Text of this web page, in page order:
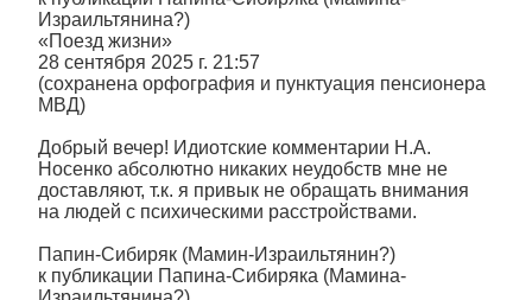
Израильтянина?)
«Поезд жизни»
28 сентября 2025 г. 21:57
(сохранена орфография и пунктуация пенсионера
МВД)
Добрый вечер! Идиотские комментарии Н.А.
Носенко абсолютно никаких неудобств мне не
доставляют, т.к. я привык не обращать внимания
на людей с психическими расстройствами.
Папин-Сибиряк (Мамин-Израильтянин?)
к публикации Папина-Сибиряка (Мамина-